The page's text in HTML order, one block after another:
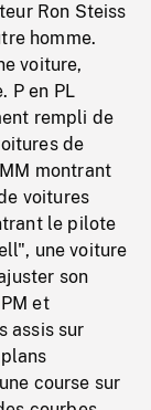
Ron Steiss
homme.
voiture,
P en PL
rempli de
de
montrant
voitures
le pilote
une voiture
son
et
assis sur
course sur